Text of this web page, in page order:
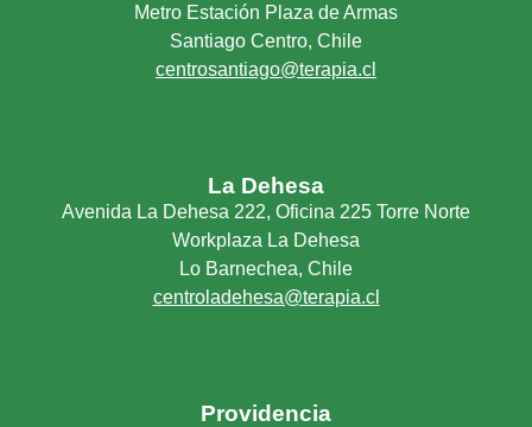
Metro Estación Plaza de Armas
Santiago Centro, Chile
centrosantiago@terapia.cl
La Dehesa
Avenida La Dehesa 222, Oficina 225 Torre Norte
Workplaza La Dehesa
Lo Barnechea, Chile
centroladehesa@terapia.cl
Providencia